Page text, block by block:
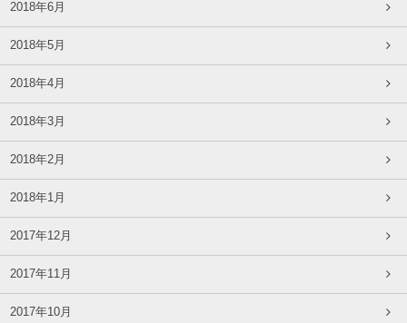
2018年6月
2018年5月
2018年4月
2018年3月
2018年2月
2018年1月
2017年12月
2017年11月
2017年10月